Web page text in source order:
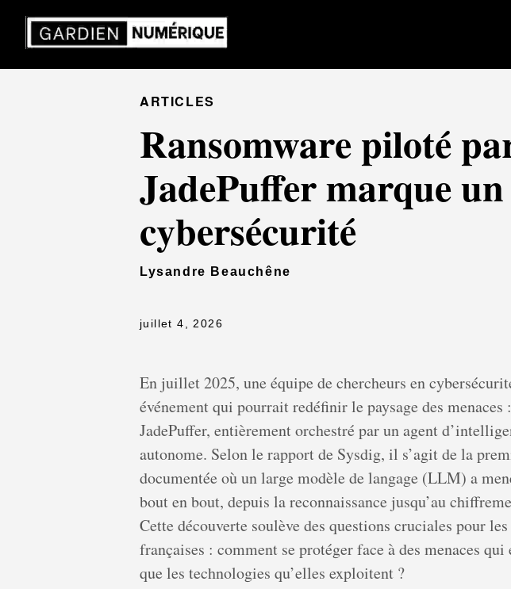
ARTICLES
Ransomware piloté
JadePuffer marque
cybersécurité
Lysandre Beauchêne
juillet 4, 2026
En juillet 2025, une équipe de chercheurs en
événement qui pourrait redéfinir le paysage des menaces
JadePuffer, entièrement orchestré par un agent
autonome. Selon le rapport de Sysdig, il s’agit de la
documentée où un large modèle de langage (LLM) a
bout en bout, depuis la reconnaissance jusqu’au
Cette découverte soulève des questions cruciales pour
françaises : comment se protéger face à des menaces
que les technologies qu’elles exploitent ?